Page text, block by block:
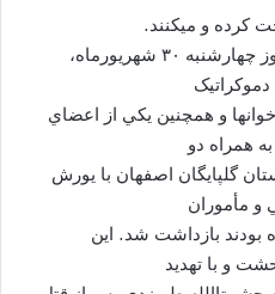
کرده و ميکنند.
در وانفساي قيام مردم ايران، ديروز چهارشنبه ۳۰ شهريورماه،
و همچنين يکي از اعضاي
همراه دو
گلپايگان اصفهان با يورش
و مأموران
بودند بازداشت شد. اين
و با تهديد